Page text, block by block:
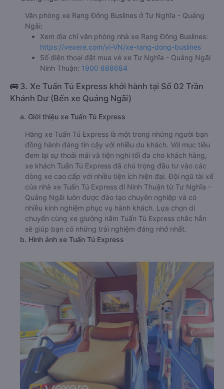
Văn phòng xe Rạng Đông Buslines ở Tư Nghĩa - Quảng
Ngãi:
Xem địa chỉ văn phòng nhà xe Rạng Đông Buslines:
https://vexere.com/vi-VN/xe-rang-dong-buslines
Số điện thoại đặt mua vé xe Tư Nghĩa - Quảng Ngãi
Ninh Thuận: 1900 888684
🚌 3. Xe Tuấn Tú Express khởi hành tại Số 02 Trần
Khánh Dư (Bến xe Quảng Ngãi)
a. Giới thiệu xe Tuấn Tú Express
Hãng xe Tuấn Tú Express là một trong những người bạn
đồng hành đáng tin cậy với nhiều du khách. Với mục tiêu
đem lại sự thoải mái và tiện nghi tối đa cho khách hàng,
xe khách Tuấn Tú Express đã chú trọng đầu tư vào các
dòng xe cao cấp với nhiều tiện ích hiện đại. Đội ngũ tài xế
của nhà xe Tuấn Tú Express đi Ninh Thuận từ Tư Nghĩa -
Quảng Ngãi luôn được đào tạo chuyên nghiệp và có
nhiều kinh nghiệm phục vụ hành khách. Lựa chọn di
chuyển cùng xe giường nằm Tuấn Tú Express chắc hẳn
sẽ giúp bạn có những trải nghiệm đáng nhớ nhất.
b. Hình ảnh xe Tuấn Tú Express